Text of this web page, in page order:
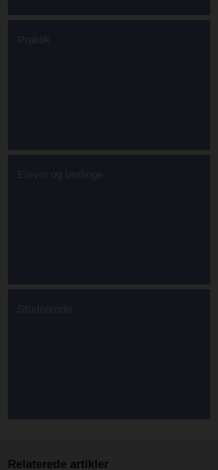
Relaterede artikler